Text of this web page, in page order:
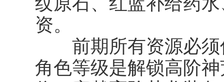
资。
前期所有资源必须
角色等级是解锁高阶